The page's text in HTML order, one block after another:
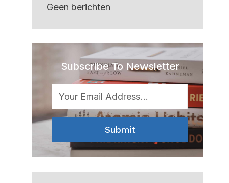
Geen berichten
Subscribe To Newsletter
Submit